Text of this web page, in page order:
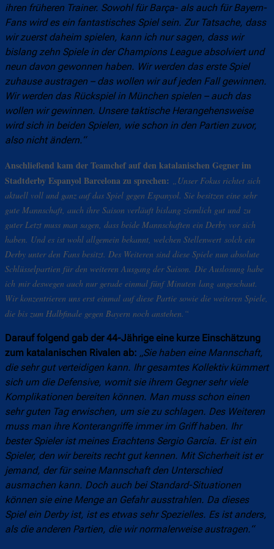
ihren früheren Trainer. Sowohl für Barça- als auch für Bayern-
Fans wird es ein fantastisches Spiel sein. Zur Tatsache, dass
wir zuerst daheim spielen, kann ich nur sagen, dass wir
bislang zehn Spiele in der Champions League absolviert und
neun davon gewonnen haben. Wir werden das erste Spiel
zuhause austragen – das wollen wir auf jeden Fall gewinnen.
Wir werden das Rückspiel in München spielen – auch das
wollen wir gewinnen. Unsere taktische Herangehensweise
wird sich in beiden Spielen, wie schon in den Partien zuvor,
also nicht ändern.“
Anschließend kam der Teamchef auf den katalanischen Gegner im
Stadtderby Espanyol Barcelona zu sprechen: „Unser Fokus richtet sich
aktuell voll und ganz auf das Spiel gegen Espanyol. Sie besitzen eine sehr
gute Mannschaft, auch ihre Saison verläuft bislang ziemlich gut und zu
guter Letzt muss man sagen, dass beide Mannschaften ein Derby vor sich
haben. Und es ist wohl allgemein bekannt, welchen Stellenwert solch ein
Derby unter den Fans besitzt. Des Weiteren sind diese Spiele nun absolute
Schlüsselpartien für den weiteren Ausgang der Saison. Die Auslosung habe
ich mir deswegen auch nur gerade einmal fünf Minuten lang angeschaut.
Wir konzentrieren uns erst einmal auf diese Partie sowie die weiteren Spiele,
die bis zum Halbfinale gegen Bayern noch anstehen. “
Darauf folgend gab der 44-Jährige eine kurze Einschätzung
zum katalanischen Rivalen ab: „Sie haben eine Mannschaft,
die sehr gut verteidigen kann. Ihr gesamtes Kollektiv kümmert
sich um die Defensive, womit sie ihrem Gegner sehr viele
Komplikationen bereiten können. Man muss schon einen
sehr guten Tag erwischen, um sie zu schlagen. Des Weiteren
muss man ihre Konterangriffe immer im Griff haben. Ihr
bester Spieler ist meines Erachtens Sergio García. Er ist ein
Spieler, den wir bereits recht gut kennen. Mit Sicherheit ist er
jemand, der für seine Mannschaft den Unterschied
ausmachen kann. Doch auch bei Standard-Situationen
können sie eine Menge an Gefahr ausstrahlen. Da dieses
Spiel ein Derby ist, ist es etwas sehr Spezielles. Es ist anders,
als die anderen Partien, die wir normalerweise austragen.“